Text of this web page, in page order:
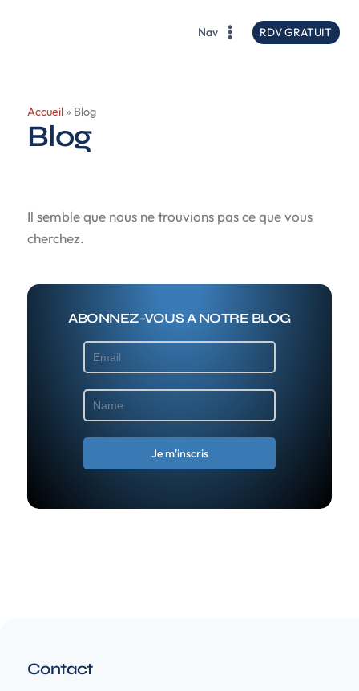
Nav RDV GRATUIT
Accueil » Blog
Blog
Il semble que nous ne trouvions pas ce que vous
cherchez.
ABONNEZ-VOUS A NOTRE BLOG
Contact